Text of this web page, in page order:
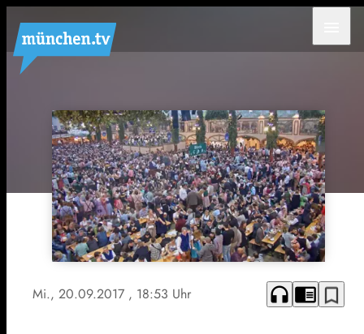
Mi., 20.09.2017 , 18:53 Uhr headphones chrome_reader_mode bookmark_border